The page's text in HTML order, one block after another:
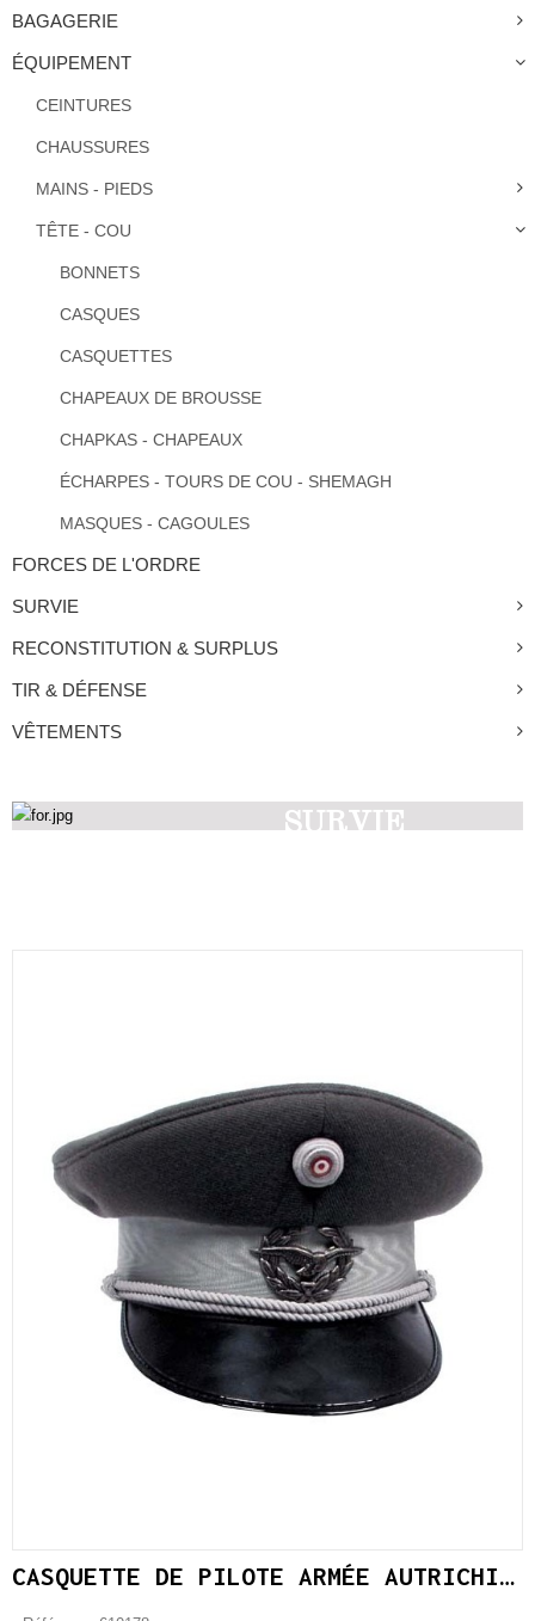
BAGAGERIE
ÉQUIPEMENT
CEINTURES
CHAUSSURES
MAINS - PIEDS
TÊTE - COU
BONNETS
CASQUES
CASQUETTES
CHAPEAUX DE BROUSSE
CHAPKAS - CHAPEAUX
ÉCHARPES - TOURS DE COU - SHEMAGH
MASQUES - CAGOULES
FORCES DE L'ORDRE
SURVIE
RECONSTITUTION & SURPLUS
TIR & DÉFENSE
VÊTEMENTS
SURVIE
CASQUETTE DE PILOTE ARMÉE AUTRICHIENNE